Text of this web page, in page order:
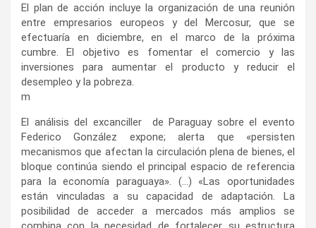
El plan de acción incluye la organización de una reunión
entre empresarios europeos y del Mercosur, que se
efectuaría en diciembre, en el marco de la próxima
cumbre. El objetivo es fomentar el comercio y las
inversiones para aumentar el producto y reducir el
desempleo y la pobreza.
m
El análisis del excanciller de Paraguay sobre el evento
Federico González expone; alerta que «persisten
mecanismos que afectan la circulación plena de bienes, el
bloque continúa siendo el principal espacio de referencia
para la economía paraguaya». (…) «Las oportunidades
están vinculadas a su capacidad de adaptación. La
posibilidad de acceder a mercados más amplios se